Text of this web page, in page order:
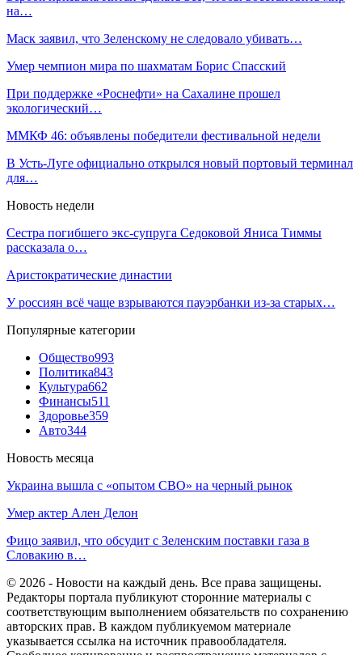
на…
Маск заявил, что Зеленскому не следовало убивать…
Умер чемпион мира по шахматам Борис Спасский
При поддержке «Роснефти» на Сахалине прошел
экологический…
ММКФ 46: объявлены победители фестивальной недели
В Усть-Луге официально открылся новый портовый терминал
для…
Новость недели
Сестра погибшего экс-супруга Седоковой Яниса Тиммы
рассказала о…
Аристократические династии
У россиян всё чаще взрываются пауэрбанки из-за старых…
Популярные категории
Общество993
Политика843
Культура662
Финансы511
Здоровье359
Авто344
Новость месяца
Украина вышла с «опытом СВО» на черный рынок
Умер актер Ален Делон
Фицо заявил, что обсудит с Зеленским поставки газа в
Словакию в…
© 2026 - Новости на каждый день. Все права защищены.
Редакторы портала публикуют сторонние материалы с
соответствующим выполнением обязательств по сохранению
авторских прав. В каждом публикуемом материале
указывается ссылка на источник правообладателя.